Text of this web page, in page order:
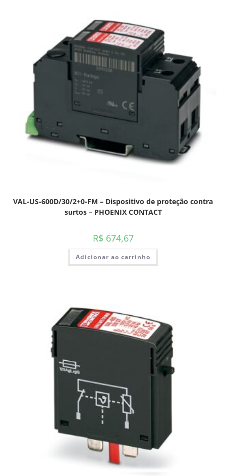
VAL-US-600D/30/2+0-FM – Dispositivo de proteção contra
surtos – PHOENIX CONTACT
R$ 674,67
Adicionar ao carrinho